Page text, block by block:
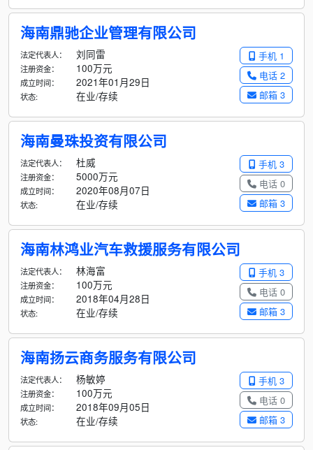
海南鼎驰企业管理有限公司
手机 1
电话 2
邮箱 3
法定代表人： 刘同雷
注册资金： 100万元
成立时间： 2021年01月29日
状态: 在业/存续
海南曼珠投资有限公司
手机 3
电话 0
邮箱 3
法定代表人： 杜威
注册资金： 5000万元
成立时间： 2020年08月07日
状态: 在业/存续
海南林鸿业汽车救援服务有限公司
手机 3
电话 0
邮箱 3
法定代表人： 林海富
注册资金： 100万元
成立时间： 2018年04月28日
状态: 在业/存续
海南扬云商务服务有限公司
手机 3
电话 0
邮箱 3
法定代表人： 杨敏婷
注册资金： 100万元
成立时间： 2018年09月05日
状态: 在业/存续